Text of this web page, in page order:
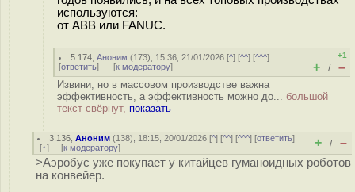
используются:
от ABB или FANUC.
5.174 ,Аноним (173), 15:36, 21/01/2026 [^] [^^] [^^^]
[ответить] [к модератору]
+1
+ / –
Извини, но в массовом производстве важна
эффективность, а эффективность можно до... большой
текст свёрнут, показать
3.136 ,Аноним (138), 18:15, 20/01/2026 [^] [^^] [^^^] [ответить]
[↑] [к модератору] + / –
>Аэробус уже покупает у китайцев гуманоидных роботов
на конвейер.